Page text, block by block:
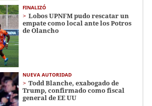
FINALIZÓ
Lobos UPNFM pudo rescatar un
empate como local ante los Potros
de Olancho
NUEVA AUTORIDAD
Todd Blanche, exabogado de
Trump, confirmado como fiscal
general de EE UU